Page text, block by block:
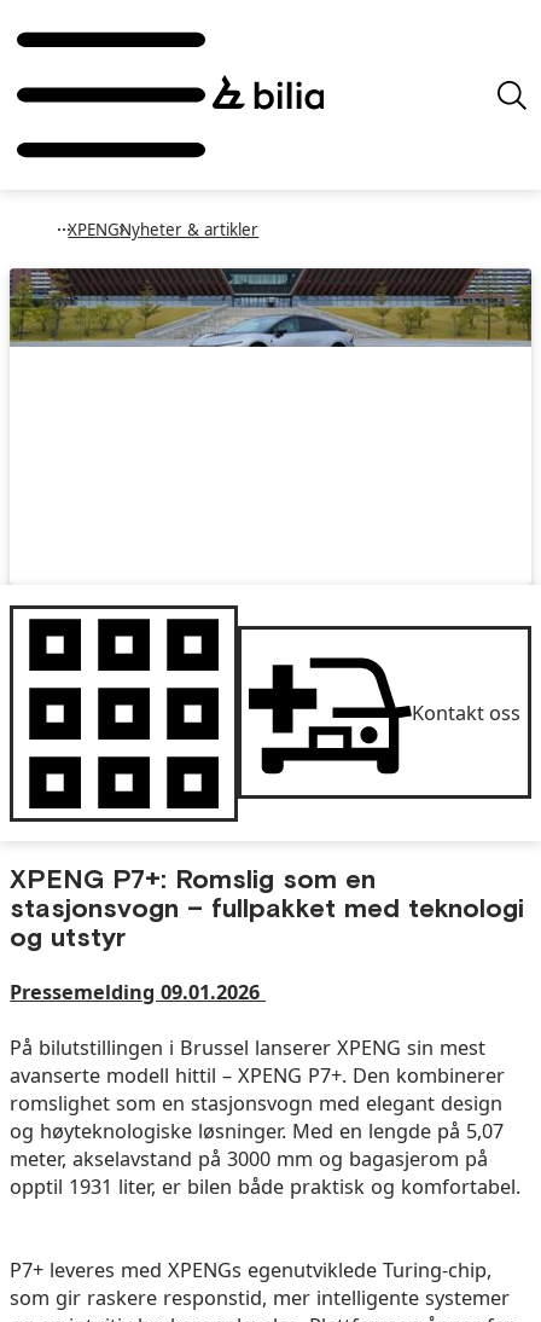
XPENGNyheter & artikler
Kontakt oss
XPENG P7+: Romslig som en
stasjonsvogn – fullpakket med teknologi
og utstyr
Pressemelding 09.01.2026
På bilutstillingen i Brussel lanserer XPENG sin mest
avanserte modell hittil – XPENG P7+. Den kombinerer
romslighet som en stasjonsvogn med elegant design
og høyteknologiske løsninger. Med en lengde på 5,07
meter, akselavstand på 3000 mm og bagasjerom på
opptil 1931 liter, er bilen både praktisk og komfortabel.
P7+ leveres med XPENGs egenutviklede Turing-chip,
som gir raskere responstid, mer intelligente systemer